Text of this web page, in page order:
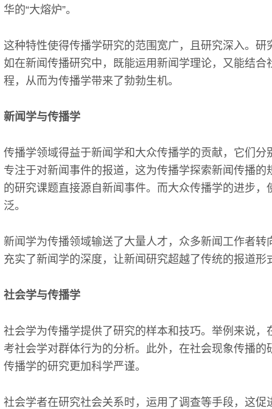
华的“大熔炉”。
这种特性使得传播学研究的范围宽广，且研究深入。
如在新闻传播研究中，既能运用新闻学理论，又能结
程，从而为传播学带来了勃勃生机。
新闻学与传播学
传播学领域得益于新闻学和大众传播学的贡献，它们
专注于对新闻事件的报道，这为传播学探索新闻传播
的研究课题直接源自新闻事件。而大众传播学的进步
泛。
新闻学为传播领域输送了大量人才，众多新闻工作者
充实了新闻学的深度，让新闻研究超越了传统的报道形
社会学与传播学
社会学为传播学提供了研究的样本和技巧。举例来说
考社会学对群体行为的分析。此外，在社会现象传播
传播学的研究更加科学严谨。
社会学者在研究社会关系时，运用了调查等手段，这促